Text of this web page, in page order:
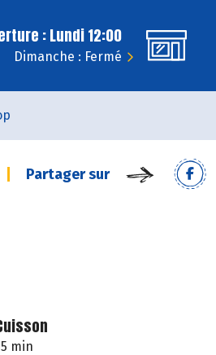
: Lundi 12:00
Dimanche : Fermé
Partager sur
min